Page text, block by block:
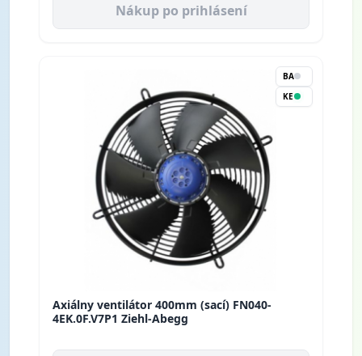
Nákup po prihlásení
BA
KE
Axiálny ventilátor 400mm (sací) FN040-
4EK.0F.V7P1 Ziehl-Abegg